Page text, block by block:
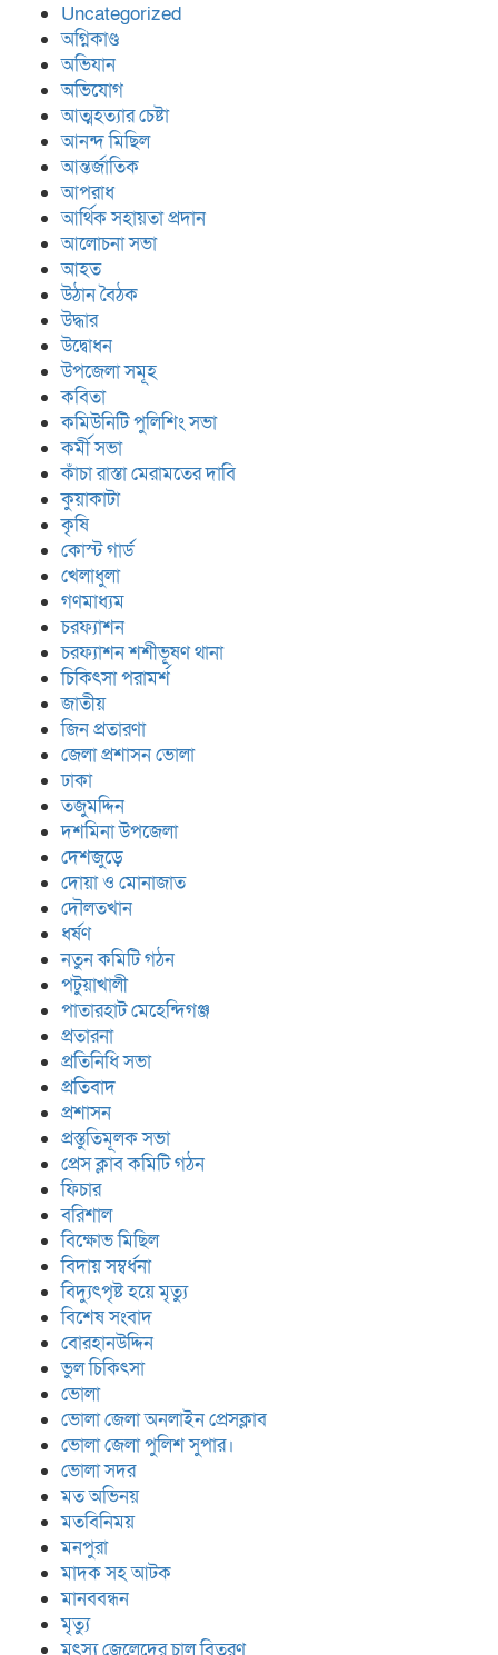
Uncategorized
অগ্নিকাণ্ড
অভিযান
অভিযোগ
আত্মহত্যার চেষ্টা
আনন্দ মিছিল
আন্তর্জাতিক
আপরাধ
আর্থিক সহায়তা প্রদান
আলোচনা সভা
আহত
উঠান বৈঠক
উদ্ধার
উদ্বোধন
উপজেলা সমূহ
কবিতা
কমিউনিটি পুলিশিং সভা
কর্মী সভা
কাঁচা রাস্তা মেরামতের দাবি
কুয়াকাটা
কৃষি
কোস্ট গার্ড
খেলাধুলা
গণমাধ্যম
চরফ্যাশন
চরফ্যাশন শশীভূষণ থানা
চিকিৎসা পরামর্শ
জাতীয়
জিন প্রতারণা
জেলা প্রশাসন ভোলা
ঢাকা
তজুমদ্দিন
দশমিনা উপজেলা
দেশজুড়ে
দোয়া ও মোনাজাত
দৌলতখান
ধর্ষণ
নতুন কমিটি গঠন
পটুয়াখালী
পাতারহাট মেহেন্দিগঞ্জ
প্রতারনা
প্রতিনিধি সভা
প্রতিবাদ
প্রশাসন
প্রস্তুতিমূলক সভা
প্রেস ক্লাব কমিটি গঠন
ফিচার
বরিশাল
বিক্ষোভ মিছিল
বিদায় সম্বর্ধনা
বিদ্যুৎপৃষ্ট হয়ে মৃত্যু
বিশেষ সংবাদ
বোরহানউদ্দিন
ভুল চিকিৎসা
ভোলা
ভোলা জেলা অনলাইন প্রেসক্লাব
ভোলা জেলা পুলিশ সুপার।
ভোলা সদর
মত অভিনয়
মতবিনিময়
মনপুরা
মাদক সহ আটক
মানববন্ধন
মৃত্যু